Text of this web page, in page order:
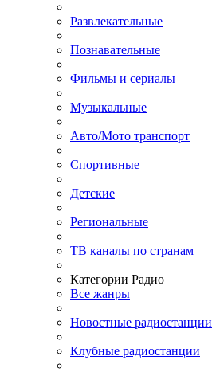
Развлекательные
Познавательные
Фильмы и сериалы
Музыкальные
Авто/Мото транспорт
Спортивные
Детские
Региональные
ТВ каналы по странам
Категории Радио
Все жанры
Новостные радиостанции
Клубные радиостанции